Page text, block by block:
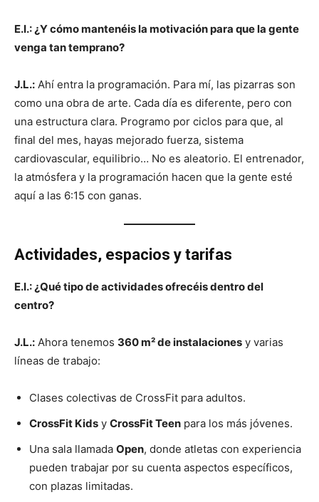
E.I.: ¿Y cómo mantenéis la motivación para que la gente
venga tan temprano?
J.L.: Ahí entra la programación. Para mí, las pizarras son
como una obra de arte. Cada día es diferente, pero con
una estructura clara. Programo por ciclos para que, al
final del mes, hayas mejorado fuerza, sistema
cardiovascular, equilibrio… No es aleatorio. El entrenador,
la atmósfera y la programación hacen que la gente esté
aquí a las 6:15 con ganas.
Actividades, espacios y tarifas
E.I.: ¿Qué tipo de actividades ofrecéis dentro del
centro?
J.L.: Ahora tenemos 360 m² de instalaciones y varias
líneas de trabajo:
Clases colectivas de CrossFit para adultos.
CrossFit Kids y CrossFit Teen para los más jóvenes.
Una sala llamada Open, donde atletas con experiencia
pueden trabajar por su cuenta aspectos específicos,
con plazas limitadas.